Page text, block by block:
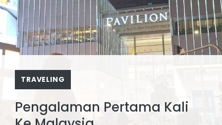
TRAVELING
Pengalaman Pertama Kali